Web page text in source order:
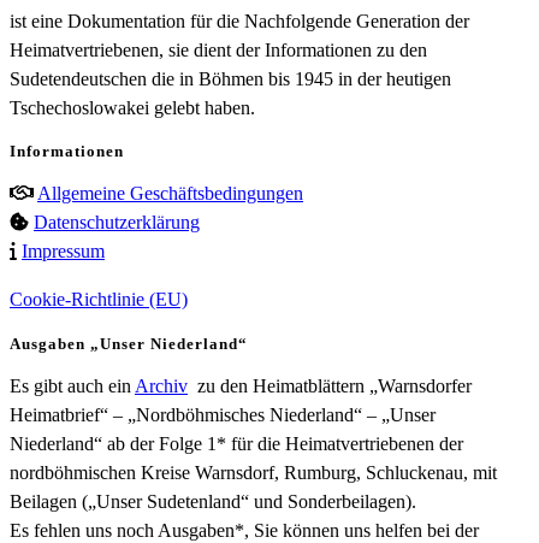
ist eine Dokumentation für die Nachfolgende Generation der
Heimatvertriebenen, sie dient der Informationen zu den
Sudetendeutschen die in Böhmen bis 1945 in der heutigen
Tschechoslowakei gelebt haben.
Informationen
Allgemeine Geschäftsbedingungen
Datenschutzerklärung
Impressum
Cookie-Richtlinie (EU)
Ausgaben „Unser Niederland“
Es gibt auch ein Archiv zu den Heimatblättern „Warnsdorfer
Heimatbrief“ – „Nordböhmisches Niederland“ – „Unser
Niederland“ ab der Folge 1* für die Heimatvertriebenen der
nordböhmischen Kreise Warnsdorf, Rumburg, Schluckenau, mit
Beilagen („Unser Sudetenland“ und Sonderbeilagen).
Es fehlen uns noch Ausgaben*, Sie können uns helfen bei der